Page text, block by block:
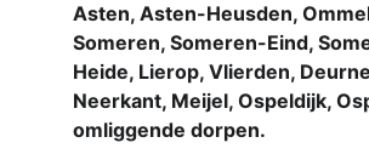
Asten, Asten-Heusden,
Someren, Someren-Eind,
Heide, Lierop, Vlierden,
Neerkant, Meijel, Ospeldijk,
omliggende dorpen.